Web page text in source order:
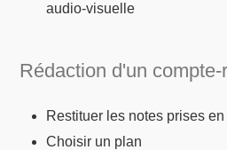
audio-visuelle
Rédaction d'un compte-
Restituer les notes prises
Choisir un plan